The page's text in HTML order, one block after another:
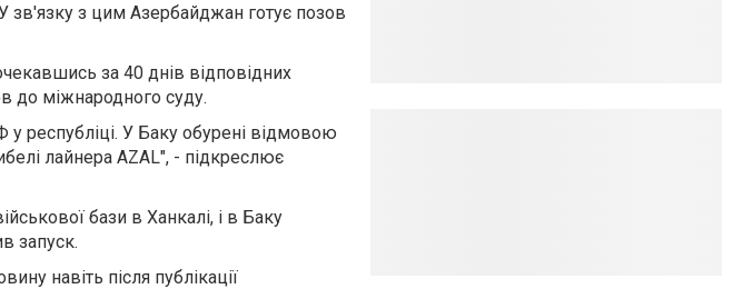
зв'язку з цим Азербайджан готує позов
за 40 днів відповідних
до міжнародного суду.
республіці. У Баку обурені відмовою
лайнера AZAL", - підкреслює
бази в Ханкалі, і в Баку
запуск.
навіть після публікації